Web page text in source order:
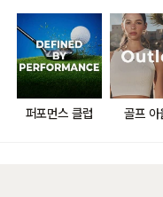
퍼포먼스 클럽 골프 아